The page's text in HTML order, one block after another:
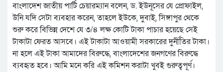
বাংলাদেশ জাতীয় পার্টি চেয়ারম্যান বলেন, ড. ইউনূসের যে প্রোফাইল,
উনি যদি সেটা ব্যবহার করেন, তাহলে ইউকে, দুবাই, সিঙ্গাপুর থেকে
শুরু করে বিভিন্ন দেশে যে ৩/৪ লক্ষ কোটি টাকা পাচার হয়েছে সেই
টাকাটা ফেরত আসবে। এই টাকাটা আওয়ামী সরকারের দুর্নীতির টাকা।
না হলে এই টাকা আমাদের বিরুদ্ধে, বাংলাদেশের জনগণের বিরুদ্ধে
ব্যবহৃত হবে। আমি মনে করি এই কমিশন করাটা খুবই গুরুত্বপূর্ণ।